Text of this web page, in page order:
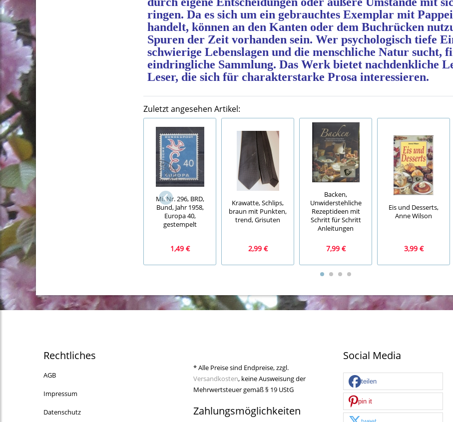
ringen. Da es sich um ein gebrauchtes Exemplar mit
handelt, können an den Kanten oder dem Buchrücken
Spuren der Zeit vorhanden sein. Wer psychologisch tiefe
schwierige Lebenslagen und die menschliche Natur sucht,
eindringliche Sammlung. Das Werk bietet nachdenkliche
Leser, die sich für charakterstarke Prosa interessieren.
Zuletzt angesehen Artikel:
Mi. Nr. 296, BRD,
Bund, Jahr 1958,
Europa 40,
gestempelt
1,49 €
Krawatte, Schlips,
braun mit Punkten,
trend, Grisuten
2,99 €
Backen,
Unwiderstehliche
Rezeptideen mit
Schritt für Schritt
Anleitungen
7,99 €
Eis und Desserts,
Anne Wilson
3,99 €
Rechtliches
AGB
Impressum
Datenschutz
* Alle Preise sind Endpreise, zzgl.
Versandkosten, keine Ausweisung der
Mehrwertsteuer gemäß § 19 UStG
Zahlungsmöglichkeiten
Social Media
teilen
pin it